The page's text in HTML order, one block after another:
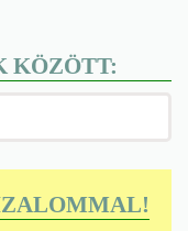
KÖZÖTT: